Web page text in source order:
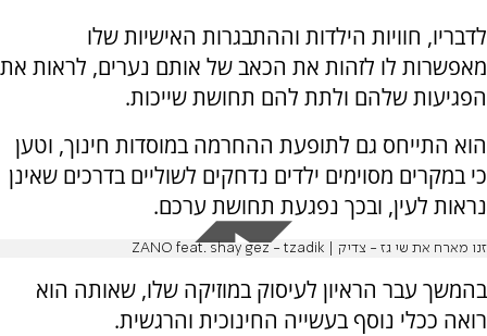
לדבריו, חוויות הילדות וההתבגרות האישיות שלו
מאפשרות לו לזהות את הכאב של אותם נערים, לראות את
הפגיעות שלהם ולתת להם תחושת שייכות.
הוא התייחס גם לתופעת ההחרמה במוסדות חינוך, וטען
כי במקרים מסוימים ילדים נדחקים לשוליים בדרכים שאינן
נראות לעין, ובכך נפגעת תחושת ערכם.
זנו מארח את שי גז - צדיק | ZANO feat. shay gez - tzadik
בהמשך עבר הראיון לעיסוק במוזיקה שלו, שאותה הוא
רואה ככלי נוסף בעשייה החינוכית והרגשית.